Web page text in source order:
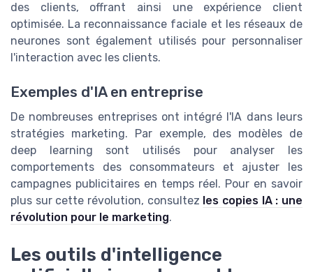
des clients, offrant ainsi une expérience client
optimisée. La reconnaissance faciale et les réseaux de
neurones sont également utilisés pour personnaliser
l'interaction avec les clients.
Exemples d'IA en entreprise
De nombreuses entreprises ont intégré l'IA dans leurs
stratégies marketing. Par exemple, des modèles de
deep learning sont utilisés pour analyser les
comportements des consommateurs et ajuster les
campagnes publicitaires en temps réel. Pour en savoir
plus sur cette révolution, consultez les copies IA : une
révolution pour le marketing.
Les outils d'intelligence